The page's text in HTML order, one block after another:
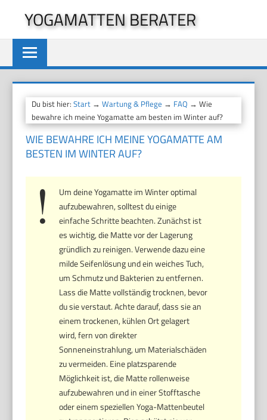
springen
YOGAMATTEN BERATER
Du bist hier:Start →Wartung & Pflege → FAQ → Wie
bewahre ich meine Yogamatte am besten im Winter auf?
WIE BEWAHRE ICH MEINE YOGAMATTE AM
BESTEN IM WINTER AUF?
Um deine Yogamatte im Winter optimal
aufzubewahren, solltest du einige
einfache Schritte beachten. Zunächst ist
es wichtig, die Matte vor der Lagerung
gründlich zu reinigen. Verwende dazu eine
milde Seifenlösung und ein weiches Tuch,
um Schmutz und Bakterien zu entfernen.
Lass die Matte vollständig trocknen, bevor
du sie verstaut. Achte darauf, dass sie an
einem trockenen, kühlen Ort gelagert
wird, fern von direkter
Sonneneinstrahlung, um Materialschäden
zu vermeiden. Eine platzsparende
Möglichkeit ist, die Matte rollenweise
aufzubewahren und in einer Stofftasche
oder einem speziellen Yoga-Mattenbeutel